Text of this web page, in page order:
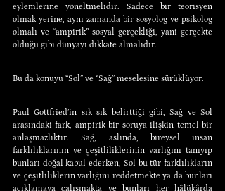
eylemlerine yöneltmelidir. Sadece bir teorisyen
olmak yerine, aynı zamanda bir sosyolog ve psikolog
olmalı ve “ampirik” sosyal gerçekliği, yani gerçekte
olduğu gibi dünyayı dikkate almalıdır.
Bu da konuyu “Sol” ve “Sağ” meselesine sürüklüyor.
Paul Gottfried’in sık sık belirttiği gibi, Sağ ve Sol
arasındaki fark, ampirik bir soruya ilişkin temel bir
anlaşmazlıktır. Sağ, aslında, bireysel insan
farklılıklarının ve çeşitliliklerinin varlığını tanıyıp
bunları doğal kabul ederken, Sol bu tür farklılıkların
ve çeşitliliklerin varlığını reddetmekte ya da bunları
açıklamaya çalışmakta ve bunları her hâlükârda